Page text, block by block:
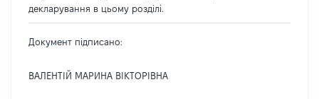
декларування в цьому розділі.
Документ підписано:
ВАЛЕНТІЙ МАРИНА ВІКТОРІВНА